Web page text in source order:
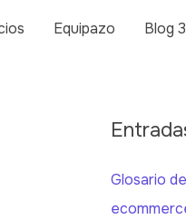
Equipazo Blog
Glosario